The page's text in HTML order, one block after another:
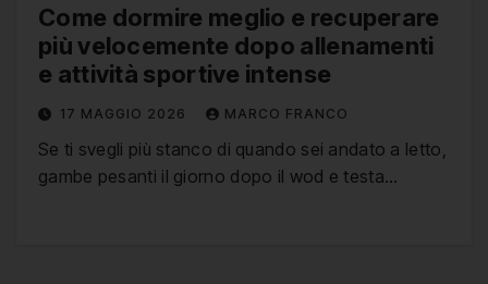
Come dormire meglio e recuperare
più velocemente dopo allenamenti
e attività sportive intense
17 MAGGIO 2026 MARCO FRANCO
Se ti svegli più stanco di quando sei andato a letto,
gambe pesanti il giorno dopo il wod e testa…